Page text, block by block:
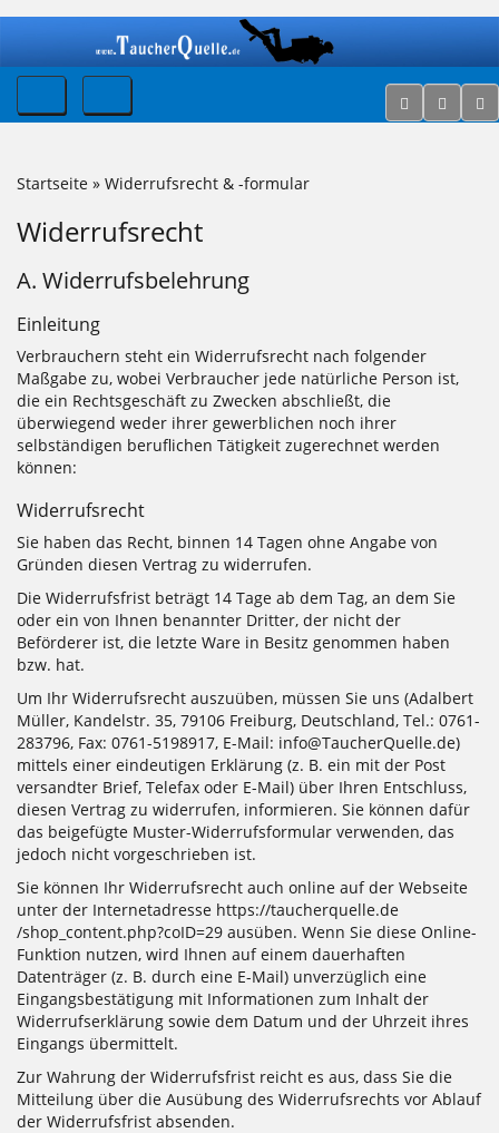
Startseite » Widerrufsrecht & -formular
Widerrufsrecht
A. Widerrufsbelehrung
Einleitung
Verbrauchern steht ein Widerrufsrecht nach folgender
Maßgabe zu, wobei Verbraucher jede natürliche Person ist,
die ein Rechtsgeschäft zu Zwecken abschließt, die
überwiegend weder ihrer gewerblichen noch ihrer
selbständigen beruflichen Tätigkeit zugerechnet werden
können:
Widerrufsrecht
Sie haben das Recht, binnen 14 Tagen ohne Angabe von
Gründen diesen Vertrag zu widerrufen.
Die Widerrufsfrist beträgt 14 Tage ab dem Tag, an dem Sie
oder ein von Ihnen benannter Dritter, der nicht der
Beförderer ist, die letzte Ware in Besitz genommen haben
bzw. hat.
Um Ihr Widerrufsrecht auszuüben, müssen Sie uns (Adalbert
Müller, Kandelstr. 35, 79106 Freiburg, Deutschland, Tel.: 0761-
283796, Fax: 0761-5198917, E-Mail: info@TaucherQuelle.de)
mittels einer eindeutigen Erklärung (z. B. ein mit der Post
versandter Brief, Telefax oder E-Mail) über Ihren Entschluss,
diesen Vertrag zu widerrufen, informieren. Sie können dafür
das beigefügte Muster-Widerrufsformular verwenden, das
jedoch nicht vorgeschrieben ist.
Sie können Ihr Widerrufsrecht auch online auf der Webseite
unter der Internetadresse https://taucherquelle.de
/shop_content.php?coID=29 ausüben. Wenn Sie diese Online-
Funktion nutzen, wird Ihnen auf einem dauerhaften
Datenträger (z. B. durch eine E-Mail) unverzüglich eine
Eingangsbestätigung mit Informationen zum Inhalt der
Widerrufserklärung sowie dem Datum und der Uhrzeit ihres
Eingangs übermittelt.
Zur Wahrung der Widerrufsfrist reicht es aus, dass Sie die
Mitteilung über die Ausübung des Widerrufsrechts vor Ablauf
der Widerrufsfrist absenden.